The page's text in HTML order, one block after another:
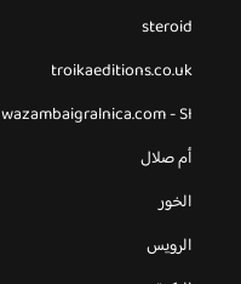
steroid
troikaeditions.co.uk
wazambaigralnica.com - SI
أم صلال
الخور
الرويس